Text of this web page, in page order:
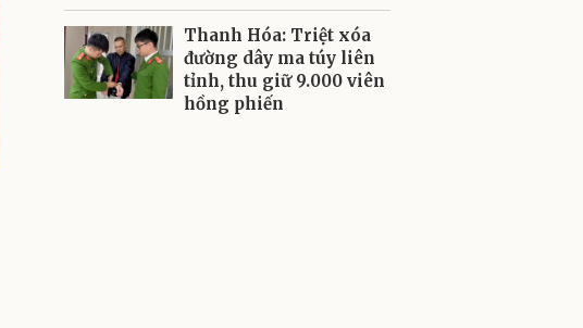
Thanh Hóa: Triệt xóa
đường dây ma túy liên
tỉnh, thu giữ 9.000 viên
hồng phiến